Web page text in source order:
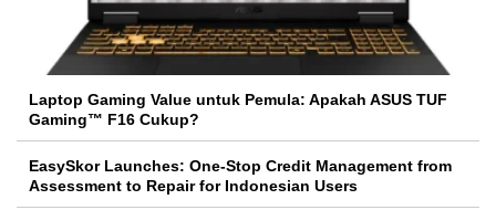
Laptop Gaming Value untuk Pemula: Apakah ASUS TUF
Gaming™ F16 Cukup?
EasySkor Launches: One-Stop Credit Management from
Assessment to Repair for Indonesian Users